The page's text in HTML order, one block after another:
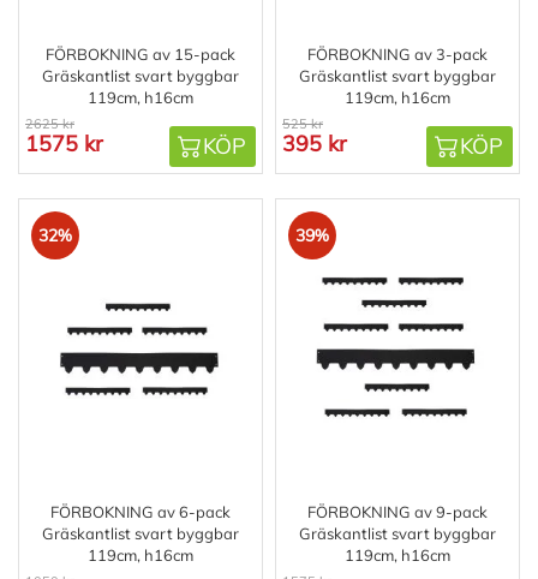
FÖRBOKNING av 15-pack
Gräskantlist svart byggbar
119cm, h16cm
2625 kr
1575 kr KÖP
FÖRBOKNING av 3-pack
Gräskantlist svart byggbar
119cm, h16cm
525 kr
395 kr KÖP
32%
FÖRBOKNING av 6-pack
Gräskantlist svart byggbar
119cm, h16cm
39%
FÖRBOKNING av 9-pack
Gräskantlist svart byggbar
119cm, h16cm